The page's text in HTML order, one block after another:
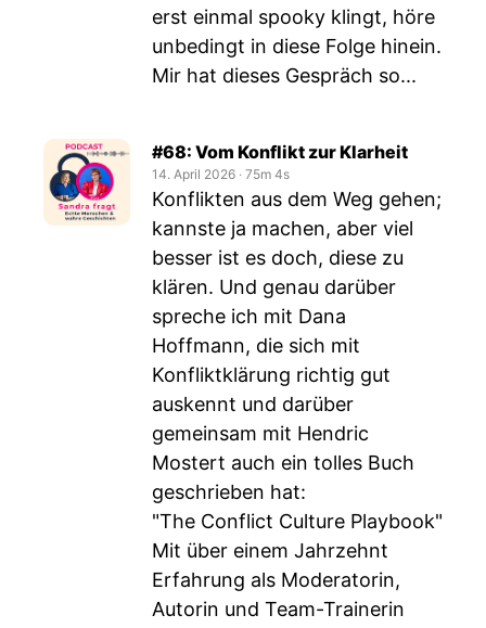
erst einmal spooky klingt, höre
unbedingt in diese Folge hinein.
Mir hat dieses Gespräch so...
#68: Vom Konflikt zur Klarheit
14. April 2026 ‧ 75m 4s
Konflikten aus dem Weg gehen;
kannste ja machen, aber viel
besser ist es doch, diese zu
klären. Und genau darüber
spreche ich mit Dana
Hoffmann, die sich mit
Konfliktklärung richtig gut
auskennt und darüber
gemeinsam mit Hendric
Mostert auch ein tolles Buch
geschrieben hat:
"The Conflict Culture Playbook"
Mit über einem Jahrzehnt
Erfahrung als Moderatorin,
Autorin und Team-Trainerin